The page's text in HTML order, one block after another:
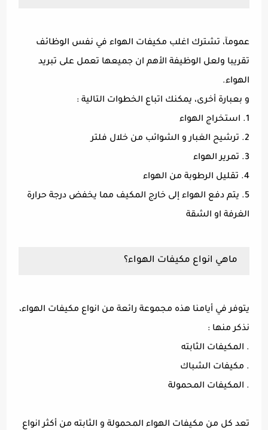
عمومآ، تشترك اغلب مكيفات الهواء في نفس الوظائف
تقريبا ولعل الوظيفة الأهم ان جميعها تعمل على تبريد
الهواء.
و بعبارة أخرى، يمكنك اتباع الخطوات التالية :
1. استخراج الهواء
2. ترشيح الغبار و الشوائب من خلال فلتر
3. تمرير الهواء
4. تقليل الرطوبة من الهواء
5. يتم دفع الهواء إلى خارج المكيف مما يخفض درجة حرارة
الغرفة او الشقة
ماهي انواع مكيفات الهواء؟
يتوفر في أيامنا هذه مجموعة رائعة من انواع مكيفات الهواء،
نذكر منها :
. المكيفات الثابته
. مكيفات الشباك
. المكيفات المحمولة
تعد كل من مكيفات الهواء المحمولة و الثابته من أكثر انواع